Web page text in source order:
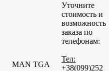
MAN TGA
Уточните
стоимость и
возможность
заказа по
телефонам:
Тел:
+38(099)252